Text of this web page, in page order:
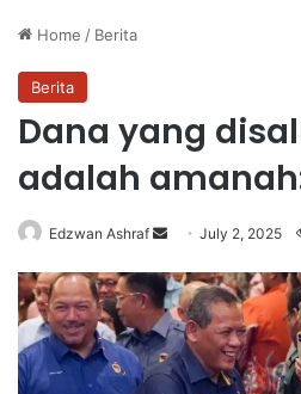
Home / Berita
Berita
Dana yang
adalah amanah:
Edzwan Ashraf
n
d
a
n
July 2, 2025